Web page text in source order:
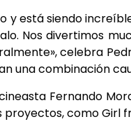
y está siendo
Nos divertimos
celebra
una combinación
Fernando
como Girl